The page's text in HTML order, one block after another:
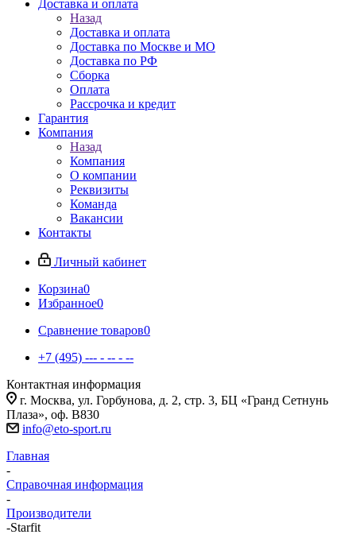
Доставка и оплата
Назад
Доставка и оплата
Доставка по Москве и МО
Доставка по РФ
Сборка
Оплата
Рассрочка и кредит
Гарантия
Компания
Назад
Компания
О компании
Реквизиты
Команда
Вакансии
Контакты
Личный кабинет
Корзина0
Избранное0
Сравнение товаров0
+7 (495) --- - -- - --
Контактная информация
г. Москва, ул. Горбунова, д. 2, стр. 3, БЦ «Гранд Сетнунь
Плаза», оф. В830
info@eto-sport.ru
Главная
-
Справочная информация
-
Производители
-Starfit